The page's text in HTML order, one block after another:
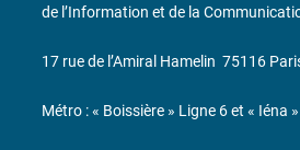
de l’Information et de la
17 rue de l’Amiral Hamelin 75116
Métro : « Boissière » Ligne 6 et « Iéna